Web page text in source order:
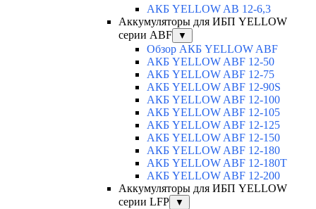
АКБ YELLOW AB 12-6,3
Аккумуляторы для ИБП YELLOW
серии ABF
▼
Обзор АКБ YELLOW ABF
АКБ YELLOW ABF 12-50
АКБ YELLOW ABF 12-75
АКБ YELLOW ABF 12-90S
АКБ YELLOW ABF 12-100
АКБ YELLOW ABF 12-105
АКБ YELLOW ABF 12-125
АКБ YELLOW ABF 12-150
АКБ YELLOW ABF 12-180
АКБ YELLOW ABF 12-180Т
АКБ YELLOW ABF 12-200
Аккумуляторы для ИБП YELLOW
серии LFP
▼